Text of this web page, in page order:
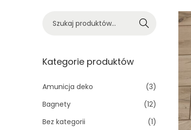
i
a
t
i
t
n
t
k
j
:
Szukaj
Kategorie produktów
Amunicja deko
(3)
Bagnety
(12)
Bez kategorii
(1)